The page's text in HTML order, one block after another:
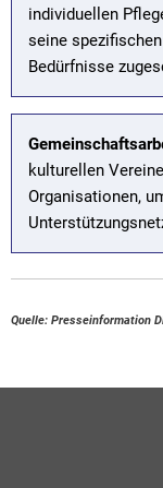
individuellen
seine
Bedürfnisse
kulturellen
Organisationen,
Quelle: Presseinformation